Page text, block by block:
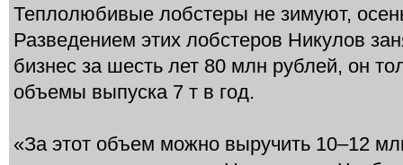
Теплолюбивые лобстеры не зимуют,
Разведением этих лобстеров Никулов
бизнес за шесть лет 80 млн рублей, он
объемы выпуска 7 т в год.
«За этот объем можно выручить 10–12